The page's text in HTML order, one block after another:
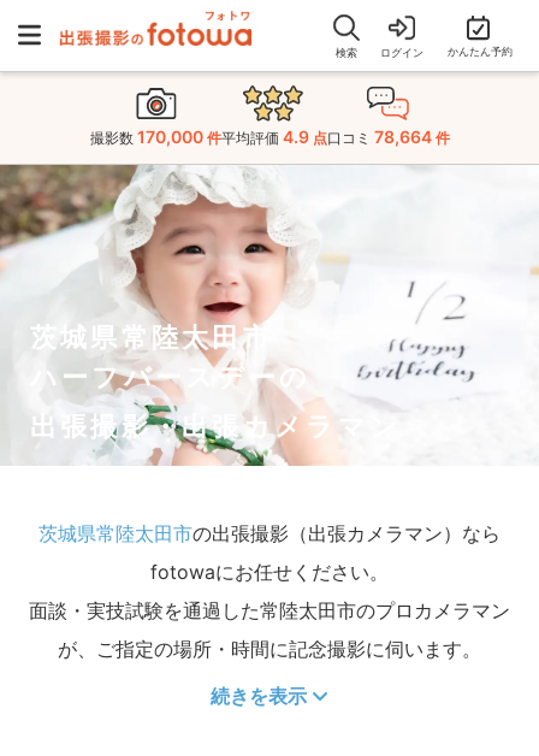
検索 ログイン かんたん予約
撮影数 170,000 件平均評価 4.9 点口コミ 78,664 件
茨城県常陸太田市
ハーフバースデーの
出張撮影・出張カメラマン
茨城県常陸太田市の出張撮影（出張カメラマン）なら
fotowaにお任せください。
面談・実技試験を通過した常陸太田市のプロカメラマン
が、ご指定の場所・時間に記念撮影に伺います。
続きを表示